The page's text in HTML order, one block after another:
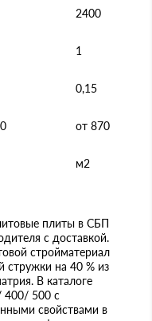
2400
1
0,15
от 870
м2
плиты в СБП
с доставкой.
стройматериал
стружки на 40 % из
В каталоге
400/ 500 с
свойствами в